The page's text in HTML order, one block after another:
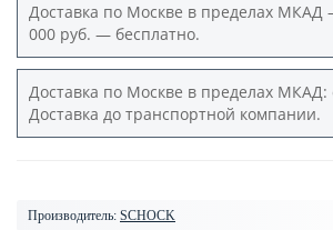
Доставка по Москве в пределах МКАД
000 руб. — бесплатно.
Доставка по Москве в пределах МКАД:
Доставка до транспортной компании.
Производитель: SCHOCK